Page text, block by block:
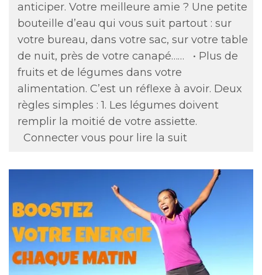
anticiper. Votre meilleure amie ? Une petite
bouteille d’eau qui vous suit partout : sur
votre bureau, dans votre sac, sur votre table
de nuit, près de votre canapé…… • Plus de
fruits et de légumes dans votre
alimentation. C’est un réflexe à avoir. Deux
règles simples : 1. Les légumes doivent
remplir la moitié de votre assiette.
Connecter vous pour lire la suit